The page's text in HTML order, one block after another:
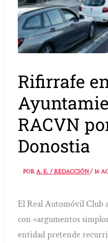
Rifirrafe
RACVN
Donostia
PORA. E. / REDACCIÓN/16
El Real Automóvil Club
con «argumentos
entidad pretende